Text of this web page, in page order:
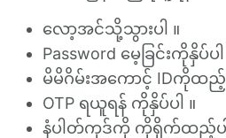
လော့အင်သို့သွားပါ ။
Password မေ့ခြင်းကိုနှိပ်ပါ
မိမိဂိမ်းအကောင့် IDကိုထည့်
OTP ရယူရန် ကိုနှိပ်ပါ ။
နံပါတ်ကုဒ်ကို ကိုရိုက်ထည့်ပ